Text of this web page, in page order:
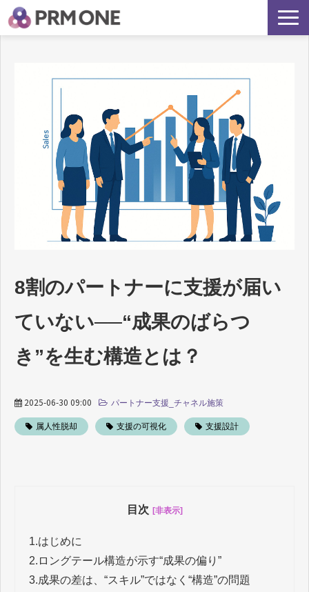
再現される代理店支援とは？
よくあるご質問
8割のパートナーに支援が届い
ていない──“成果のばらつ
き”を生む構造とは？
2025-06-30 09:00 パートナー支援_チャネル施策
属人性脱却 支援の可視化 支援設計
目次 [非表示]
1.はじめに
2. ロングテール構造が示す“成果の偏り”
3.成果の差は、“スキル”ではなく“構造”の問題